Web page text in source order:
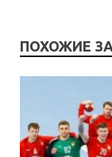
ПОХОЖИЕ